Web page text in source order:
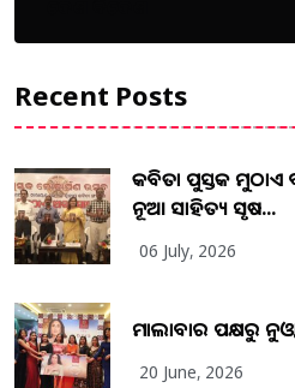
Recent Posts
କବିତା ପୁସ୍ତକ ମୁଠାଏ
ନୂଆ ସାହିତ୍ୟ ସୃଷ...
06 July, 2026
ମାଲାବାର ପକ୍ଷରୁ
20 June, 2026